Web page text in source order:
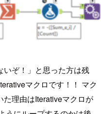
いぞ！」と思った方は残
マクロです！！ マク
た理由はIterativeマクロが